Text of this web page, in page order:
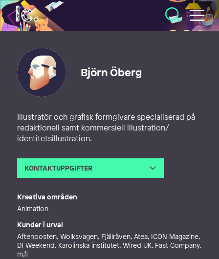
Illustratörcentrum
Björn Öberg
Illustratör och grafisk formgivare specialiserad på
redaktionell samt kommersiell illustration/
identitetsillustration.
KONTAKTUPPGIFTER
Kreativa områden
Animation
Kunder i urval
Aftenposten, Wolksvagen, Fjällräven, Atea, ICON Magazine,
DI Weekend, Karolinska institutet, Wired UK, Fast Company,
m.fl